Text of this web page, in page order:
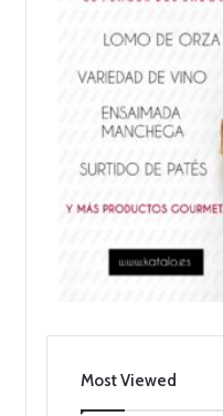
Most Viewed